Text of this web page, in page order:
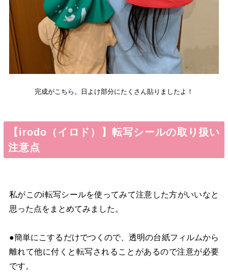
完成がこちら。日よけ部分にたくさん貼りましたよ！
【irodo（イロド）】転写シールの取り扱い
注意点
私がこのi転写シールを使ってみて注意した方がいいなと
思った点をまとめてみました。
●簡単にこするだけでつくので、透明の台紙フィルムから
離れて他に付くと転写されることがあるので注意が必要
です。